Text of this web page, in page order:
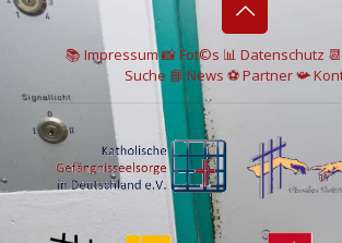
📚 Impressum📸Fot©s 📊 Datenschutz
Suche 📘 News ⚽Partner📯